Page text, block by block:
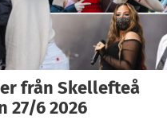
från Skellefteå
27/6 2026